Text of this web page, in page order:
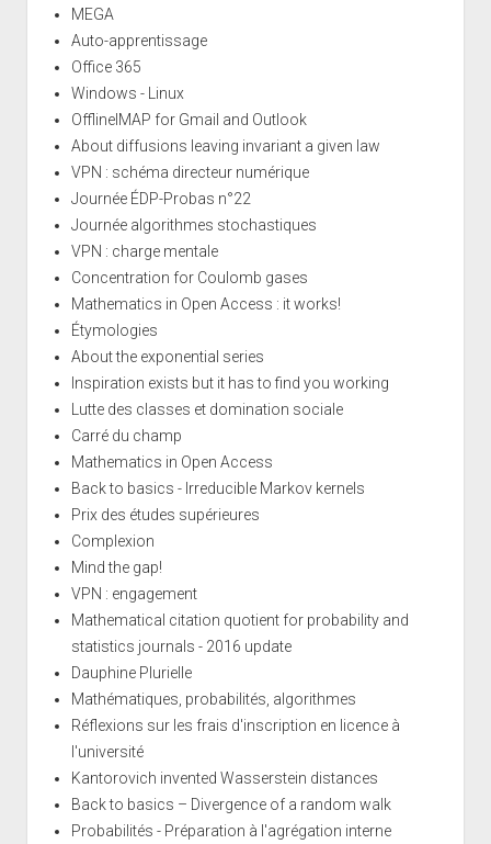
MEGA
Auto-apprentissage
Office 365
Windows - Linux
OfflineIMAP for Gmail and Outlook
About diffusions leaving invariant a given law
VPN : schéma directeur numérique
Journée ÉDP-Probas n°22
Journée algorithmes stochastiques
VPN : charge mentale
Concentration for Coulomb gases
Mathematics in Open Access : it works!
Étymologies
About the exponential series
Inspiration exists but it has to find you working
Lutte des classes et domination sociale
Carré du champ
Mathematics in Open Access
Back to basics - Irreducible Markov kernels
Prix des études supérieures
Complexion
Mind the gap!
VPN : engagement
Mathematical citation quotient for probability and
statistics journals - 2016 update
Dauphine Plurielle
Mathématiques, probabilités, algorithmes
Réflexions sur les frais d'inscription en licence à
l'université
Kantorovich invented Wasserstein distances
Back to basics – Divergence of a random walk
Probabilités - Préparation à l'agrégation interne